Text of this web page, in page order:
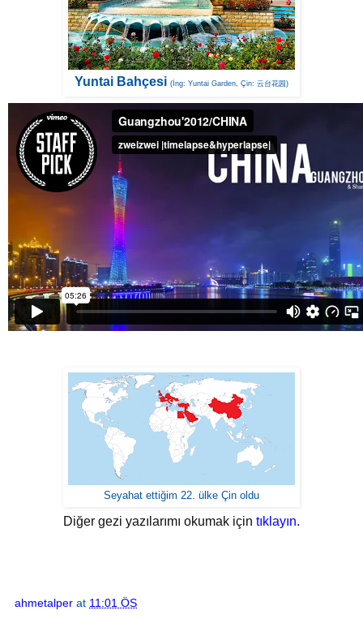
Yuntai Bahçesi (İng: Yuntai Garden, Çin: 云台花园)
Seyahat ettiğim 22. ülke Çin oldu
Diğer gezi yazılarımı okumak için tıklayın.
ahmetalper at 11:01 ÖS